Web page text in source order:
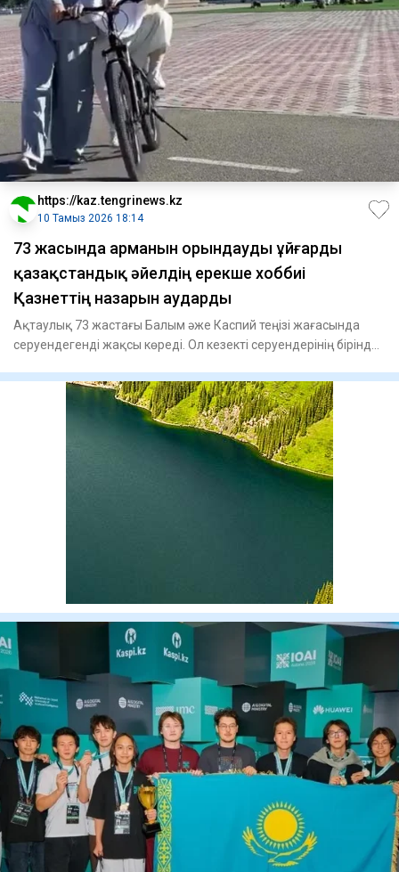
https://kaz.tengrinews.kz
10 Тамыз 2026 18:14
73 жасында арманын орындауды ұйғарды
қазақстандық әйелдің ерекше хоббиі
Қазнеттің назарын аударды
Ақтаулық 73 жастағы Балым әже Каспий теңізі жағасында
серуендегенді жақсы көреді. Ол кезекті серуендерінің бірінде